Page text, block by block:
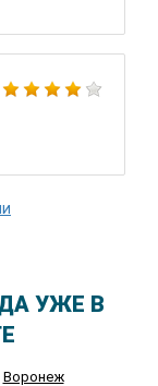
УЖЕ В
Воронеж